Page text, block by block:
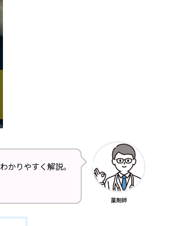
わかりやすく解説。
薬剤師